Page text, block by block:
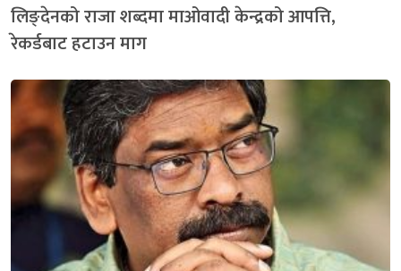
लिङ्देनको राजा शब्दमा माओवादी केन्द्रको आपत्ति,
रेकर्डबाट हटाउन माग